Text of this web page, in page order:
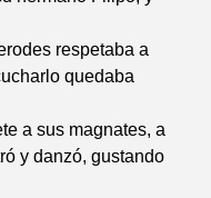
respetaba a
quedaba
a sus magnates, a
y danzó, gustando